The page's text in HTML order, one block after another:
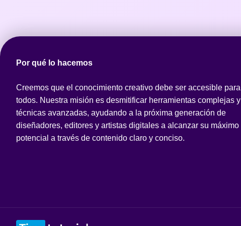
Por qué lo hacemos
Creemos que el conocimiento creativo debe ser accesible para
todos. Nuestra misión es desmitificar herramientas complejas y
técnicas avanzadas, ayudando a la próxima generación de
diseñadores, editores y artistas digitales a alcanzar su máximo
potencial a través de contenido claro y conciso.